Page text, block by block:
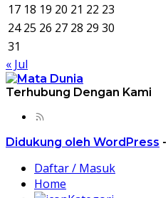
17 18 19 20 21 22 23
24 25 26 27 28 29 30
31
« Jul
Terhubung Dengan Kami
Didukung oleh WordPress -
Daftar / Masuk
Home